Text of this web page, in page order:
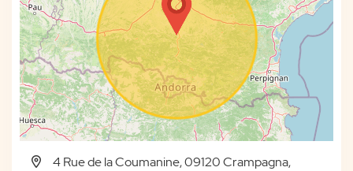
4 Rue de la Coumanine, 09120 Crampagna,